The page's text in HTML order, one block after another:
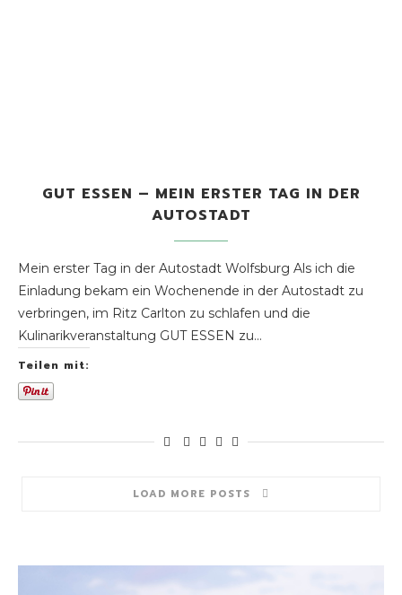
GUT ESSEN – MEIN ERSTER TAG IN DER
AUTOSTADT
Mein erster Tag in der Autostadt Wolfsburg Als ich die
Einladung bekam ein Wochenende in der Autostadt zu
verbringen, im Ritz Carlton zu schlafen und die
Kulinarikveranstaltung GUT ESSEN zu…
Teilen mit:
LOAD MORE POSTS